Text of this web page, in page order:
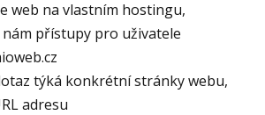
web na vlastním hostingu,
přístupy pro uživatele
týká konkrétní stránky webu,
adresu